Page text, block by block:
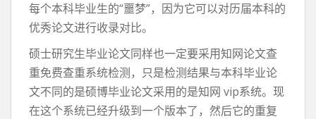
每个本科毕业生的“噩梦”，因为它可以对历届本科的
优秀论文进行收录对比。
硕士研究生毕业论文同样也一定要采用知网论文查
重免费查重系统检测，只是检测结果与本科毕业论
文不同的是硕博毕业论文采用的是知网 vip系统。现
在这个系统已经升级到一个版本了，然后它的重复